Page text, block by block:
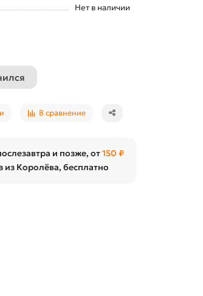
Нет в наличии
В сравнение
и позже, от150 ₽
из Королёва, бесплатно